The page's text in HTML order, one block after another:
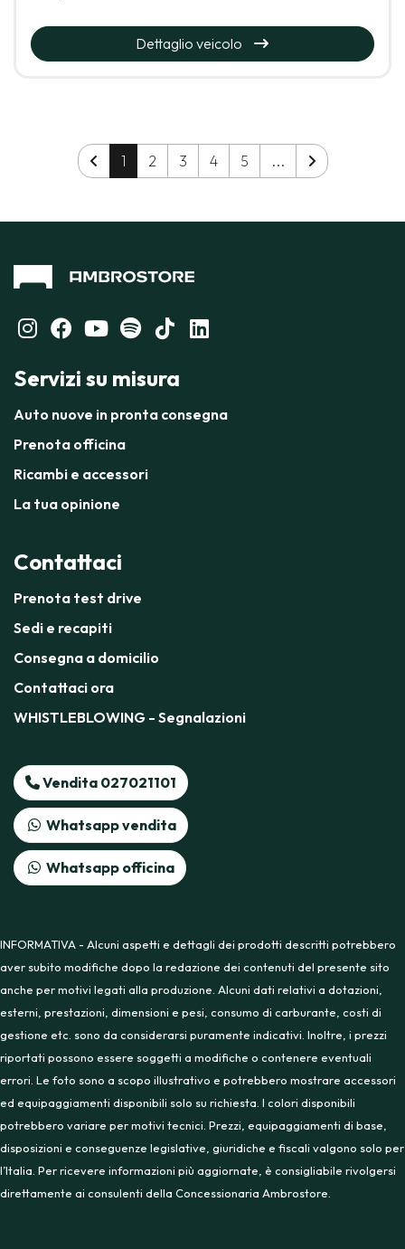
Dettaglio veicolo
1 2 3 4 5 ...
Servizi su misura
Auto nuove in pronta consegna
Prenota officina
Ricambi e accessori
La tua opinione
Contattaci
Prenota test drive
Sedi e recapiti
Consegna a domicilio
Contattaci ora
WHISTLEBLOWING - Segnalazioni
Vendita 027021101
Whatsapp vendita
Whatsapp officina
INFORMATIVA - Alcuni aspetti e dettagli dei prodotti descritti potrebbero
aver subito modifiche dopo la redazione dei contenuti del presente sito
anche per motivi legati alla produzione. Alcuni dati relativi a dotazioni,
esterni, prestazioni, dimensioni e pesi, consumo di carburante, costi di
gestione etc. sono da considerarsi puramente indicativi. Inoltre, i prezzi
riportati possono essere soggetti a modifiche o contenere eventuali
errori. Le foto sono a scopo illustrativo e potrebbero mostrare accessori
ed equipaggiamenti disponibili solo su richiesta. I colori disponibili
potrebbero variare per motivi tecnici. Prezzi, equipaggiamenti di base,
disposizioni e conseguenze legislative, giuridiche e fiscali valgono solo per
l’Italia. Per ricevere informazioni più aggiornate, è consigliabile rivolgersi
direttamente ai consulenti della Concessionaria Ambrostore.